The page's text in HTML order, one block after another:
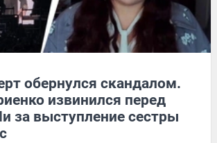
обернулся скандалом.
извинился перед
за выступление сестры